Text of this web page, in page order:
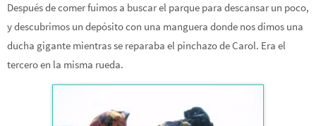
Después de comer fuimos a buscar el parque para descansar un poco,
y descubrimos un depósito con una manguera donde nos dimos una
ducha gigante mientras se reparaba el pinchazo de Carol. Era el
tercero en la misma rueda.